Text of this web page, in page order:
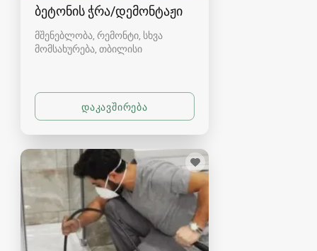
ბეტონის ჭრა/დემონტაჟი
მშენებლობა, რემონტი, სხვა
მომსახურება თბილისი